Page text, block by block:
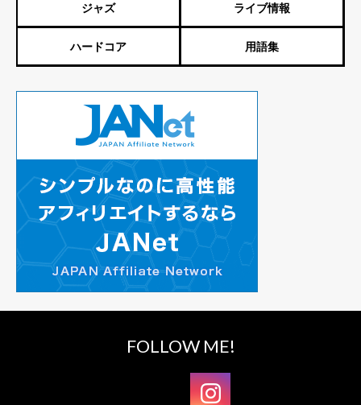
ジャズ ライブ情報
ハードコア 用語集
FOLLOW ME!